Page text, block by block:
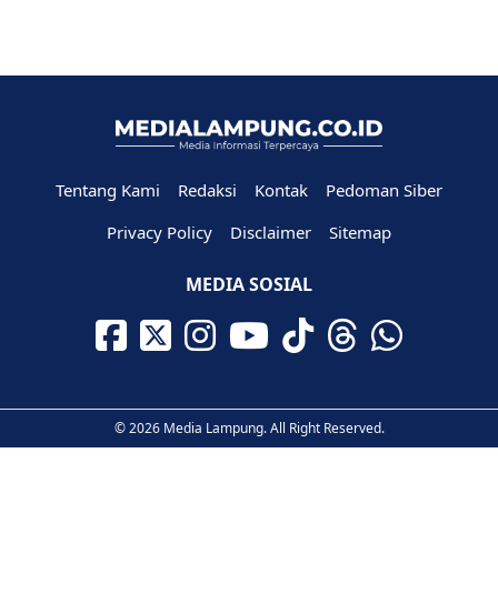
Tentang Kami Redaksi Kontak
Pedoman Siber
Privacy Policy
Disclaimer Sitemap
MEDIA SOSIAL
© 2026 Media Lampung. All Right Reserved.